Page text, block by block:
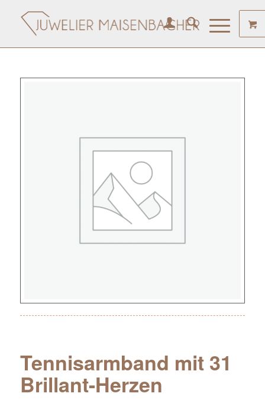
Tennisarmband mit 31
Brillant-Herzen